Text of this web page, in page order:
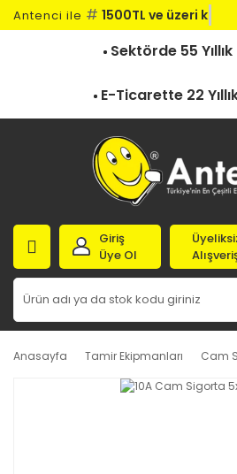
Antenci ile # 1500TL ve üzeri kar
Sektörde 55
E-Ticarette 22
Giriş
Üye Ol
Anasayfa Tamir Ekipmanları Cam